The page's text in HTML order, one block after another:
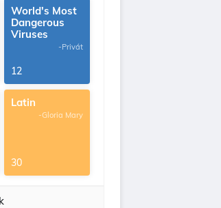
World's Most
Dangerous
Viruses
-Privát
12
Latin
-Gloria Mary
30